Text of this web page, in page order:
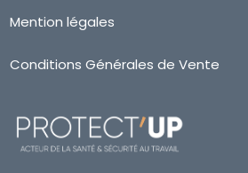
Mention légales
Conditions Générales de Vente